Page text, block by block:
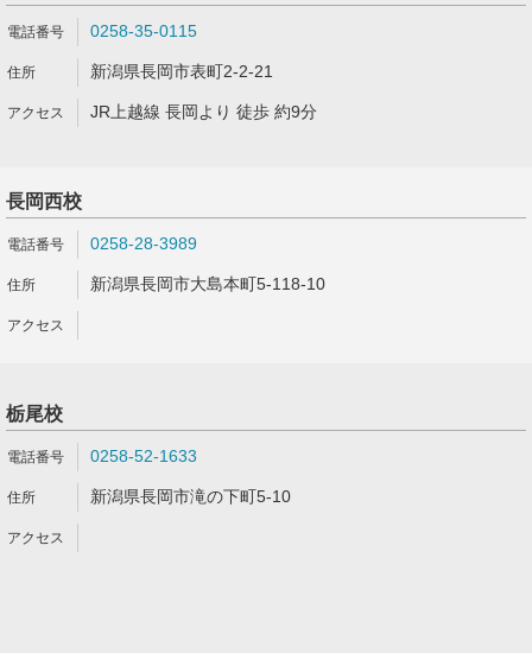
0258-35-0115
新潟県長岡市表町2-2-21
JR上越線 長岡より 徒歩 約9分
長岡西校
0258-28-3989
新潟県長岡市大島本町5-118-10
栃尾校
0258-52-1633
新潟県長岡市滝の下町5-10